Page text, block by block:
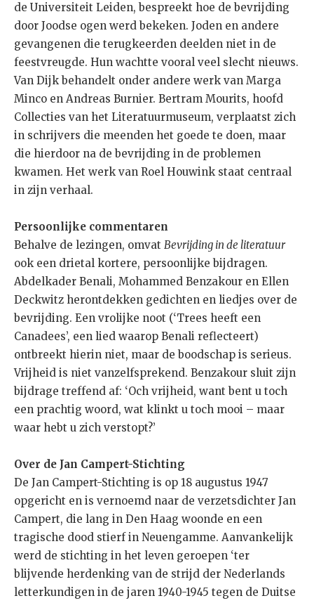
de Universiteit Leiden, bespreekt hoe de bevrijding
door Joodse ogen werd bekeken. Joden en andere
gevangenen die terugkeerden deelden niet in de
feestvreugde. Hun wachtte vooral veel slecht nieuws.
Van Dijk behandelt onder andere werk van Marga
Minco en Andreas Burnier. Bertram Mourits, hoofd
Collecties van het Literatuurmuseum, verplaatst zich
in schrijvers die meenden het goede te doen, maar
die hierdoor na de bevrijding in de problemen
kwamen. Het werk van Roel Houwink staat centraal
in zijn verhaal.
Persoonlijke commentaren
Behalve de lezingen, omvat Bevrijding in de literatuur
ook een drietal kortere, persoonlijke bijdragen.
Abdelkader Benali, Mohammed Benzakour en Ellen
Deckwitz herontdekken gedichten en liedjes over de
bevrijding. Een vrolijke noot (‘Trees heeft een
Canadees’, een lied waarop Benali reflecteert)
ontbreekt hierin niet, maar de boodschap is serieus.
Vrijheid is niet vanzelfsprekend. Benzakour sluit zijn
bijdrage treffend af: ‘Och vrijheid, want bent u toch
een prachtig woord, wat klinkt u toch mooi – maar
waar hebt u zich verstopt?’
Over de Jan Campert-Stichting
De Jan Campert-Stichting is op 18 augustus 1947
opgericht en is vernoemd naar de verzetsdichter Jan
Campert, die lang in Den Haag woonde en een
tragische dood stierf in Neuengamme. Aanvankelijk
werd de stichting in het leven geroepen ‘ter
blijvende herdenking van de strijd der Nederlands
letterkundigen in de jaren 1940-1945 tegen de Duitse